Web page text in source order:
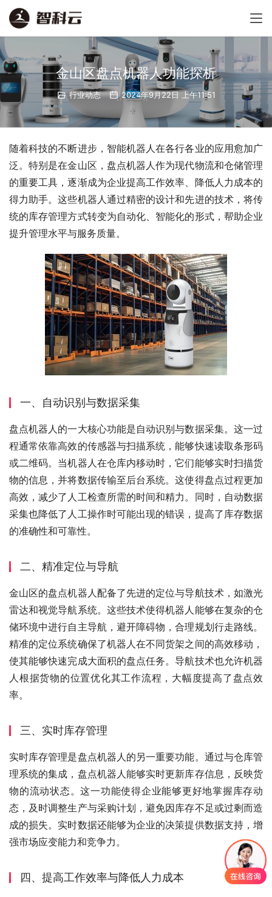
金山区盘点机器人功能探析
行业动态 2024年9月22日 上午11:51
随着科技的不断进步，智能机器人在各行各业的应用愈加广
泛。特别是在金山区，盘点机器人作为现代物流和仓储管理
的重要工具，逐渐成为企业提高工作效率、降低人力成本的
得力助手。这些机器人通过精密的设计和先进的技术，将传
统的库存管理方式转变为自动化、智能化的形式，帮助企业
提升管理水平与服务质量。
一、自动识别与数据采集
盘点机器人的一大核心功能是自动识别与数据采集。这一过
程通常依靠高效的传感器与扫描系统，能够快速读取条形码
或二维码。当机器人在仓库内移动时，它们能够实时扫描货
物的信息，并将数据传输至后台系统。这使得盘点过程更加
高效，减少了人工检查所需的时间和精力。同时，自动数据
采集也降低了人工操作时可能出现的错误，提高了库存数据
的准确性和可靠性。
二、精准定位与导航
金山区的盘点机器人配备了先进的定位与导航技术，如激光
雷达和视觉导航系统。这些技术使得机器人能够在复杂的仓
储环境中进行自主导航，避开障碍物，合理规划行走路线。
精准的定位系统确保了机器人在不同货架之间的高效移动，
使其能够快速完成大面积的盘点任务。导航技术也允许机器
人根据货物的位置优化其工作流程，大幅度提高了盘点效
率。
三、实时库存管理
实时库存管理是盘点机器人的另一重要功能。通过与仓库管
理系统的集成，盘点机器人能够实时更新库存信息，反映货
物的流动状态。这一功能使得企业能够更好地掌握库存动
态，及时调整生产与采购计划，避免因库存不足或过剩而造
成的损失。实时数据还能够为企业的决策提供数据支持，增
强市场应变能力和竞争力。
四、提高工作效率与降低人力成本